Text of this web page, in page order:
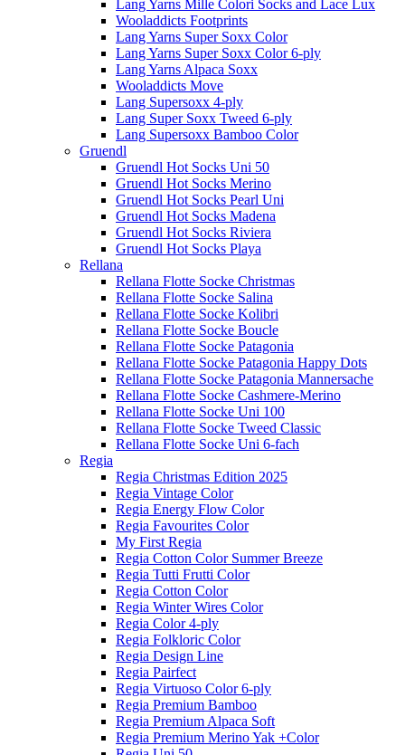
Lang Yarns Mille Colori Socks and Lace Lux
Wooladdicts Footprints
Lang Yarns Super Soxx Color
Lang Yarns Super Soxx Color 6-ply
Lang Yarns Alpaca Soxx
Wooladdicts Move
Lang Supersoxx 4-ply
Lang Super Soxx Tweed 6-ply
Lang Supersoxx Bamboo Color
Gruendl
Gruendl Hot Socks Uni 50
Gruendl Hot Socks Merino
Gruendl Hot Socks Pearl Uni
Gruendl Hot Socks Madena
Gruendl Hot Socks Riviera
Gruendl Hot Socks Playa
Rellana
Rellana Flotte Socke Christmas
Rellana Flotte Socke Salina
Rellana Flotte Socke Kolibri
Rellana Flotte Socke Boucle
Rellana Flotte Socke Patagonia
Rellana Flotte Socke Patagonia Happy Dots
Rellana Flotte Socke Patagonia Mannersache
Rellana Flotte Socke Cashmere-Merino
Rellana Flotte Socke Uni 100
Rellana Flotte Socke Tweed Classic
Rellana Flotte Socke Uni 6-fach
Regia
Regia Christmas Edition 2025
Regia Vintage Color
Regia Energy Flow Color
Regia Favourites Color
My First Regia
Regia Cotton Color Summer Breeze
Regia Tutti Frutti Color
Regia Cotton Color
Regia Winter Wires Color
Regia Color 4-ply
Regia Folkloric Color
Regia Design Line
Regia Pairfect
Regia Virtuoso Color 6-ply
Regia Premium Bamboo
Regia Premium Alpaca Soft
Regia Premium Merino Yak +Color